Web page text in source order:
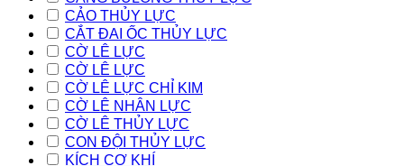
CẢO THỦY LỰC
CẮT ĐAI ỐC THỦY LỰC
CỜ LÊ LỰC
CỜ LÊ LỰC
CỜ LÊ LỰC CHỈ KIM
CỜ LÊ NHÂN LỰC
CỜ LÊ THỦY LỰC
CON ĐỘI THỦY LỰC
KÍCH CƠ KHÍ